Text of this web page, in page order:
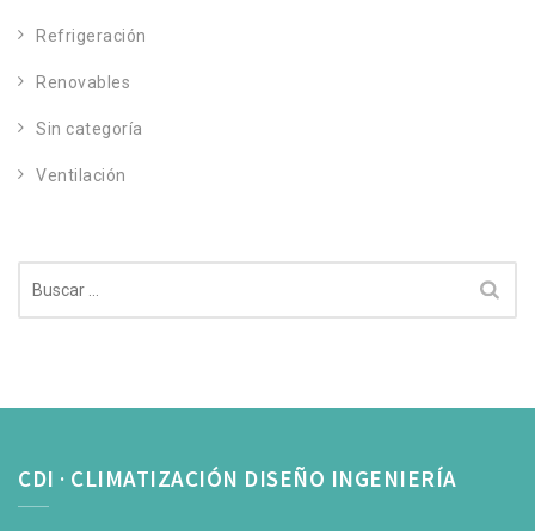
Refrigeración
Renovables
Sin categoría
Ventilación
CDI · CLIMATIZACIÓN DISEÑO INGENIERÍA